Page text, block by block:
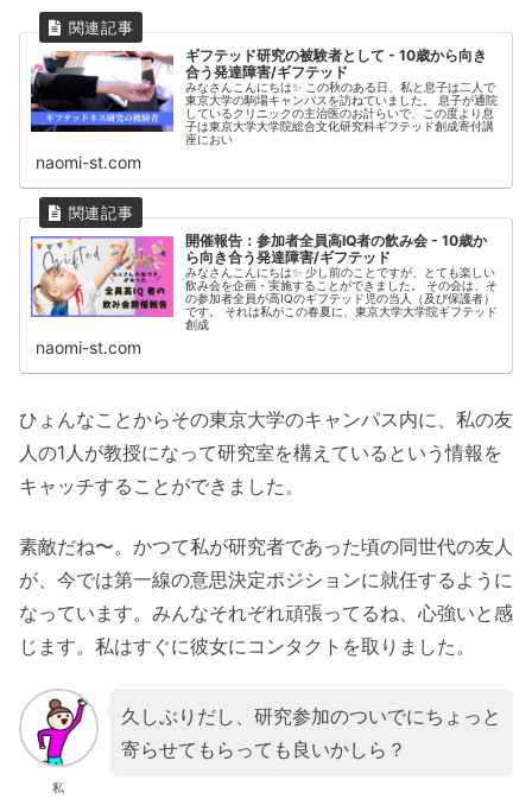
ギフテッド研究の被験者として - 10歳から向き
合う発達障害/ギフテッド
みなさんこんにちは✨ この秋のある日、私と息子は二人で
東京大学の駒場キャンパスを訪ねていました。 息子が通院
しているクリニックの主治医のお計らいで、この度より息
子は東京大学大学院総合文化研究科ギフテッド創成寄付講
座におい
naomi-st.com
開催報告：参加者全員高IQ者の飲み会 - 10歳か
ら向き合う発達障害/ギフテッド
みなさんこんにちは✨ 少し前のことですが、とても楽しい
飲み会を企画・実施することができました。 その会は、そ
の参加者全員が高IQのギフテッド児の当人（及び保護者）
です。 それは私がこの春夏に、東京大学大学院ギフテッド
創成
naomi-st.com
ひょんなことからその東京大学のキャンパス内に、私の友
人の1人が教授になって研究室を構えているという情報を
キャッチすることができました。
素敵だね〜。かつて私が研究者であった頃の同世代の友人
が、今では第一線の意思決定ポジションに就任するように
なっています。みんなそれぞれ頑張ってるね、心強いと感
じます。私はすぐに彼女にコンタクトを取りました。
私
久しぶりだし、研究参加のついでにちょっと
寄らせてもらっても良いかしら？